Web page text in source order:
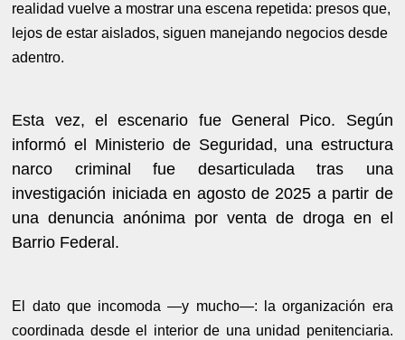
realidad vuelve a mostrar una escena repetida: presos que,
lejos de estar aislados, siguen manejando negocios desde
adentro.
Esta vez, el escenario fue General Pico. Según
informó el Ministerio de Seguridad, una estructura
narco criminal fue desarticulada tras una
investigación iniciada en agosto de 2025 a partir de
una denuncia anónima por venta de droga en el
Barrio Federal.
El dato que incomoda —y mucho—: la organización era
coordinada desde el interior de una unidad penitenciaria.